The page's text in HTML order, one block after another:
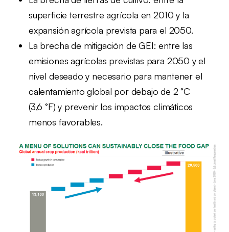
superficie terrestre agrícola en 2010 y la
expansión agrícola prevista para el 2050.
La brecha de mitigación de GEI: entre las
emisiones agrícolas previstas para 2050 y el
nivel deseado y necesario para mantener el
calentamiento global por debajo de 2 °C
(3,6 °F) y prevenir los impactos climáticos
menos favorables.